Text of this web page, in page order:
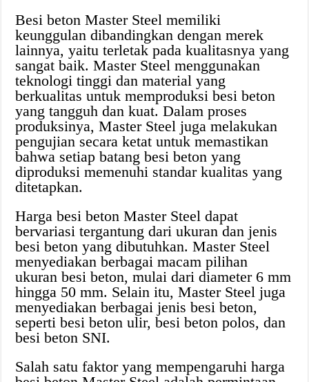
Besi beton Master Steel memiliki
keunggulan dibandingkan dengan merek
lainnya, yaitu terletak pada kualitasnya yang
sangat baik. Master Steel menggunakan
teknologi tinggi dan material yang
berkualitas untuk memproduksi besi beton
yang tangguh dan kuat. Dalam proses
produksinya, Master Steel juga melakukan
pengujian secara ketat untuk memastikan
bahwa setiap batang besi beton yang
diproduksi memenuhi standar kualitas yang
ditetapkan.
Harga besi beton Master Steel dapat
bervariasi tergantung dari ukuran dan jenis
besi beton yang dibutuhkan. Master Steel
menyediakan berbagai macam pilihan
ukuran besi beton, mulai dari diameter 6 mm
hingga 50 mm. Selain itu, Master Steel juga
menyediakan berbagai jenis besi beton,
seperti besi beton ulir, besi beton polos, dan
besi beton SNI.
Salah satu faktor yang mempengaruhi harga